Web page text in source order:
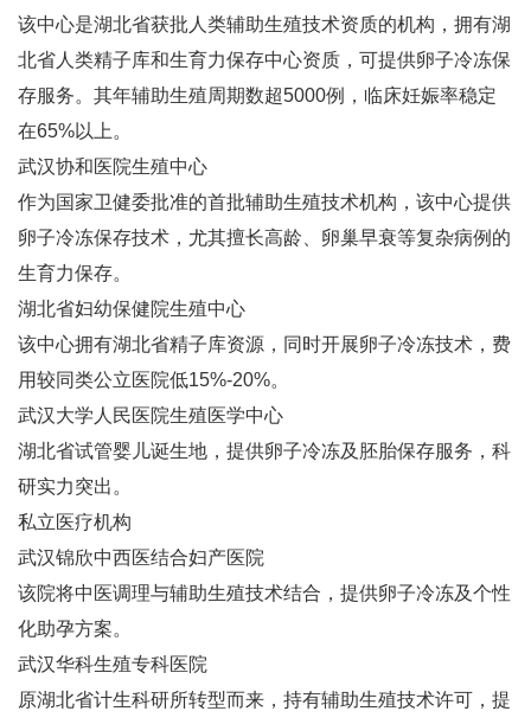
该中心是湖北省获批人类辅助生殖技术资质的机构，拥有湖
北省人类精子库和生育力保存中心资质，可提供卵子冷冻保
存服务‌。其年辅助生殖周期数超5000例，临床妊娠率稳定
在65%以上‌。
武汉协和医院生殖中心‌
作为国家卫健委批准的首批辅助生殖技术机构，该中心提供
卵子冷冻保存技术，尤其擅长高龄、卵巢早衰等复杂病例的
生育力保存‌。
湖北省妇幼保健院生殖中心‌
该中心拥有湖北省精子库资源，同时开展卵子冷冻技术，费
用较同类公立医院低15%-20%‌。
武汉大学人民医院生殖医学中心‌
湖北省试管婴儿诞生地，提供卵子冷冻及胚胎保存服务，科
研实力突出‌。
私立医疗机构
武汉锦欣中西医结合妇产医院‌
该院将中医调理与辅助生殖技术结合，提供卵子冷冻及个性
化助孕方案‌。
武汉华科生殖专科医院‌
原湖北省计生科研所转型而来，持有辅助生殖技术许可，提